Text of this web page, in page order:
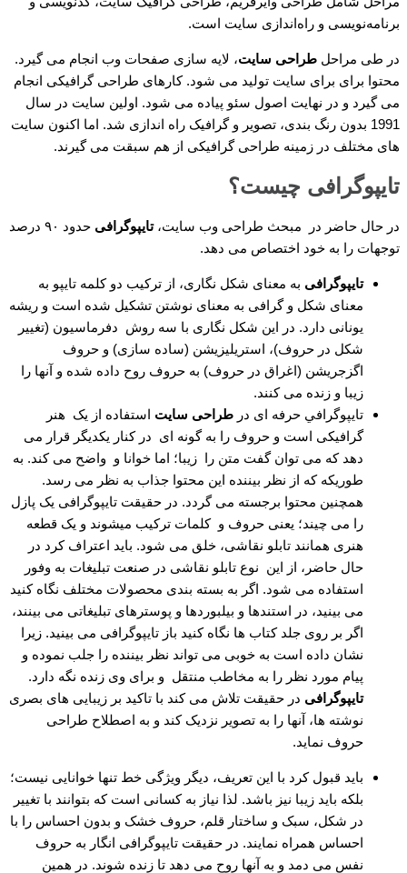
برنامه‌نویسی و راه‌اندازی سایت است.
در طی مراحل طراحی سایت، لایه سازی صفحات وب انجام می گیرد.
محتوا برای برای سایت تولید می شود. کارهای طراحی گرافیکی انجام
می گیرد و در نهایت اصول سئو پیاده می شود. اولین سایت در سال
1991 بدون رنگ بندی، تصویر و گرافیک راه اندازی شد. اما اکنون سایت
های مختلف در زمینه طراحی گرافیکی از هم سبقت می گیرند.
تایپوگرافی چیست؟
در حال حاضر در مبحث طراحی وب سایت،تایپوگرافی
حدود ۹۰ درصد
توجهات را به خود اختصاص می دهد.
تایپوگرافی به معنای شکل نگاری، از ترکیب دو کلمه تایپو به
معنای شکل و گرافی به معنای نوشتن تشکیل شده است و ریشه
یونانی دارد. در این شکل نگاری با سه روش دفرماسیون (تغییر
شکل در حروف)، استریلیزیشن (ساده سازی) و حروف
اگزجریشن (اغراق در حروف) به حروف روح داده شده و آنها را
زیبا و زنده می کنند.
تايپوگرافي حرفه ای در طراحی سایت استفاده از یک هنر
گرافیکی است و حروف را به گونه ای در کنار یکدیگر قرار می
دهد که می توان گفت متن را زیبا؛ اما خوانا و واضح می کند. به
طوریکه که از نظر بیننده این محتوا جذاب به نظر می رسد.
همچنین محتوا برجسته می گردد. در حقیقت تایپوگرافی یک پازل
را می چیند؛ یعنی حروف و کلمات ترکیب میشوند و یک قطعه
هنری همانند تابلو نقاشی، خلق می شود. باید اعتراف کرد در
حال حاضر، از این نوع تابلو نقاشی در صنعت تبلیغات به وفور
استفاده می شود. اگر به بسته بندی محصولات مختلف نگاه کنید
می بینید، در استندها و بیلبوردها و پوسترهای تبلیغاتی می بینند،
اگر بر روی جلد کتاب ها نگاه کنید باز تایپوگرافی می بینید. زیرا
نشان داده است به خوبی می تواند نظر بیننده را جلب نموده و
پیام مورد نظر را به مخاطب منتقل و برای وی زنده نگه دارد.
تایپوگرافی در حقیقت تلاش می کند با تاکید بر زیبایی های بصری
نوشته ها، آنها را به تصویر نزدیک کند و به اصطلاح طراحی
حروف نماید.
باید قبول کرد با این تعریف، دیگر ویژگی خط تنها خوانایی نیست؛
بلکه باید زیبا نیز باشد. لذا نیاز به کسانی است که بتوانند با تغییر
در شکل، سبک و ساختار قلم، حروف خشک و بدون احساس را با
احساس همراه نمایند. در حقیقت تایپوگرافی انگار به حروف
نفس می دمد و به آنها روح می دهد تا زنده شوند. در همین